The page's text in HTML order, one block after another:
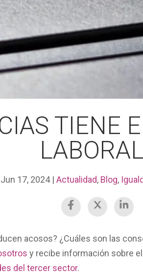
TIENE
Jun 17, 2024| Actualidad, Blog,
acosos? ¿Cuáles son las
y recibe información sobre el
del tercer sector.